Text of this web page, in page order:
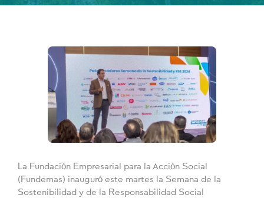
La Fundación Empresarial para la Acción Social
(Fundemas) inauguró este martes la Semana de la
Sostenibilidad y de la Responsabilidad Social